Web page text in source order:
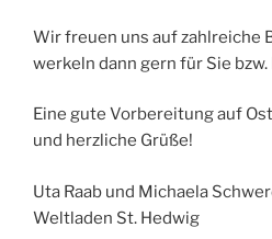
Wir freuen uns auf zahlreiche
werkeln dann gern für Sie bzw.
Eine gute Vorbereitung auf
und herzliche Grüße!
Uta Raab und Michaela
Weltladen St. Hedwig